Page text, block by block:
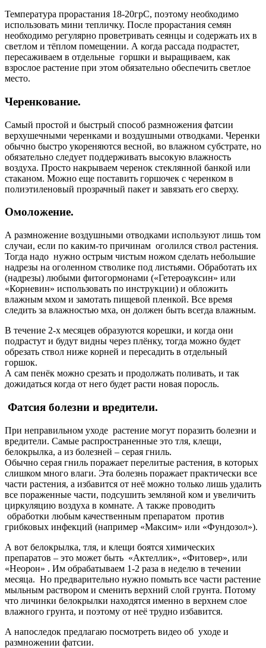
Температура прорастания 18-20грС, поэтому необходимо
использовать мини тепличку. После прорастания семян
необходимо регулярно проветривать сеянцы и содержать их в
светлом и тёплом помещении. А когда рассада подрастет,
пересаживаем в отдельные горшки и выращиваем, как
взрослое растение при этом обязательно обеспечить светлое
место.
Черенкование.
Самый простой и быстрый способ размножения фатсии
верхушечными черенками и воздушными отводками. Черенки
обычно быстро укореняются весной, во влажном субстрате, но
обязательно следует поддерживать высокую влажность
воздуха. Просто накрываем черенок стеклянной банкой или
стаканом. Можно еще поставить горшочек с черенком в
полиэтиленовый прозрачный пакет и завязать его сверху.
Омоложение.
А размножение воздушными отводками используют лишь том
случаи, если по каким-то причинам оголился ствол растения.
Тогда надо нужно острым чистым ножом сделать небольшие
надрезы на оголенном стволике под листьями. Обработать их
(надрезы) любыми фитогормонами («Гетероауксин» или
«Корневин» использовать по инструкции) и обложить
влажным мхом и замотать пищевой пленкой. Все время
следить за влажностью мха, он должен быть всегда влажным.
В течение 2-х месяцев образуются корешки, и когда они
подрастут и будут видны через плёнку, тогда можно будет
обрезать ствол ниже корней и пересадить в отдельный
горшок.
А сам пенёк можно срезать и продолжать поливать, и так
дожидаться когда от него будет расти новая поросль.
Фатсия болезни и вредители.
При неправильном уходе растение могут поразить болезни и
вредители. Самые распространенные это тля, клещи,
белокрылка, а из болезней – серая гниль.
Обычно серая гниль поражает перелитые растения, в которых
слишком много влаги. Эта болезнь поражает практически все
части растения, а избавится от неё можно только лишь удалить
все пораженные части, подсушить земляной ком и увеличить
циркуляцию воздуха в комнате. А также проводить
обработки любым качественным препаратом против
грибковых инфекций (например «Максим» или «Фундозол»).
А вот белокрылка, тля, и клещи боятся химических
препаратов – это может быть «Актеллик», «Фитовер», или
«Неорон» . Им обрабатываем 1-2 раза в неделю в течении
месяца. Но предварительно нужно помыть все части растение
мыльным раствором и сменить верхний слой грунта. Потому
что личинки белокрылки находятся именно в верхнем слое
влажного грунта, и поэтому от неё трудно избавится.
А напоследок предлагаю посмотреть видео об уходе и
размножении фатсии.